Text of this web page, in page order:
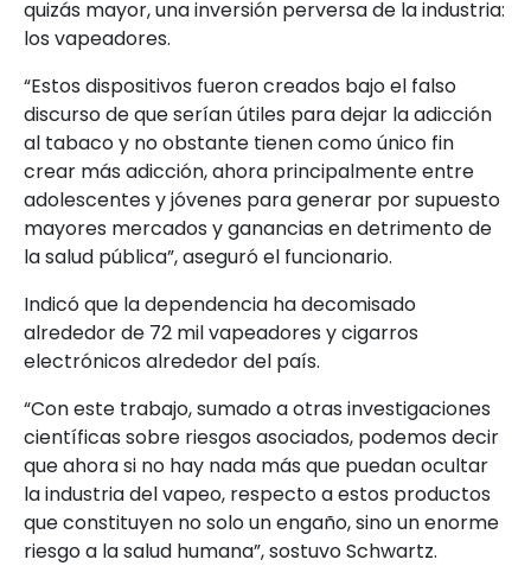
quizás mayor, una inversión perversa de la industria:
los vapeadores.
“Estos dispositivos fueron creados bajo el falso
discurso de que serían útiles para dejar la adicción
al tabaco y no obstante tienen como único fin
crear más adicción, ahora principalmente entre
adolescentes y jóvenes para generar por supuesto
mayores mercados y ganancias en detrimento de
la salud pública”, aseguró el funcionario.
Indicó que la dependencia ha decomisado
alrededor de 72 mil vapeadores y cigarros
electrónicos alrededor del país.
“Con este trabajo, sumado a otras investigaciones
científicas sobre riesgos asociados, podemos decir
que ahora si no hay nada más que puedan ocultar
la industria del vapeo, respecto a estos productos
que constituyen no solo un engaño, sino un enorme
riesgo a la salud humana”, sostuvo Schwartz.